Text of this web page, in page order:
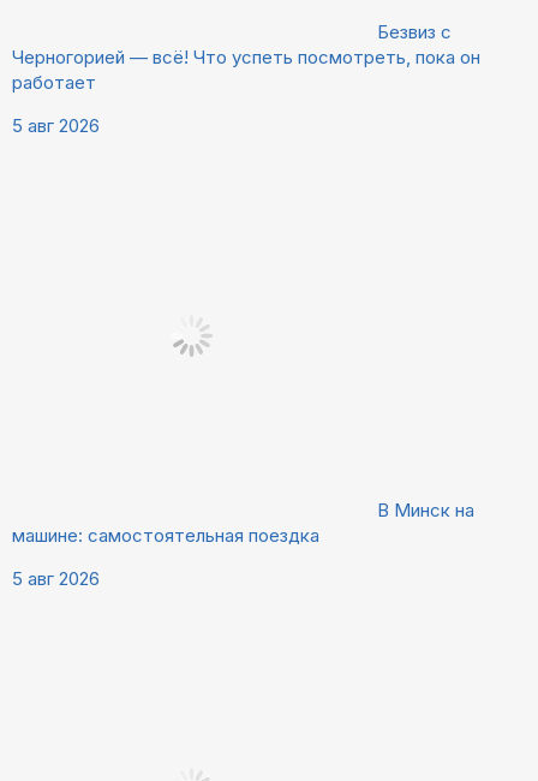
Безвиз с
Черногорией — всё! Что успеть посмотреть, пока он
работает
5 авг 2026
В Минск на
машине: самостоятельная поездка
5 авг 2026